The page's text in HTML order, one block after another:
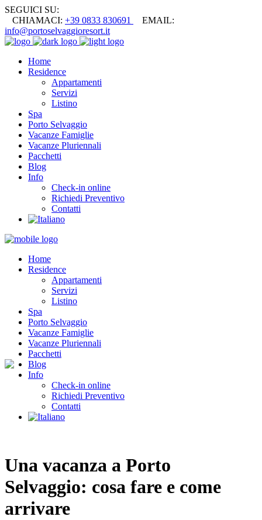
SEGUICI SU:
CHIAMACI: +39 0833 830691
EMAIL:
info@portoselvaggioresort.it
Home
Residence
Appartamenti
Servizi
Listino
Spa
Porto Selvaggio
Vacanze Famiglie
Vacanze Pluriennali
Pacchetti
Blog
Info
Check-in online
Richiedi Preventivo
Contatti
Home
Residence
Appartamenti
Servizi
Listino
Spa
Porto Selvaggio
Vacanze Famiglie
Vacanze Pluriennali
Pacchetti
Blog
Info
Check-in online
Richiedi Preventivo
Contatti
Una vacanza a Porto
Selvaggio: cosa fare e come
arrivare